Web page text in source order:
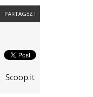
PARTAGEZ !
Scoop.it